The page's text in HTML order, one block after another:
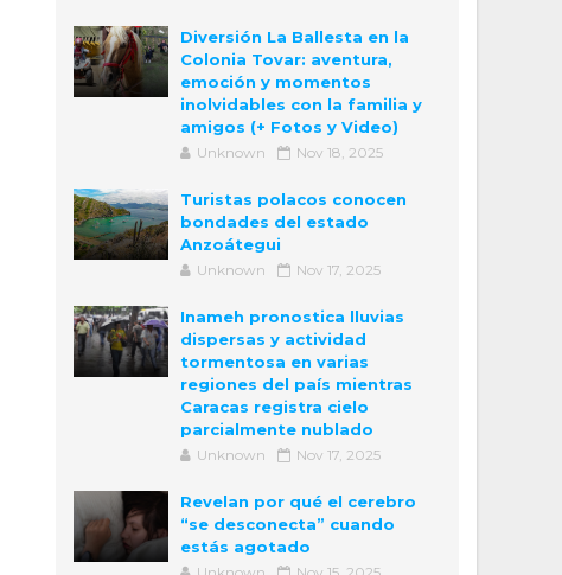
Diversión La Ballesta en la
Colonia Tovar: aventura,
emoción y momentos
inolvidables con la familia y
amigos (+ Fotos y Video)
Unknown Nov 18, 2025
Turistas polacos conocen
bondades del estado
Anzoátegui
Unknown Nov 17, 2025
Inameh pronostica lluvias
dispersas y actividad
tormentosa en varias
regiones del país mientras
Caracas registra cielo
parcialmente nublado
Unknown Nov 17, 2025
Revelan por qué el cerebro
“se desconecta” cuando
estás agotado